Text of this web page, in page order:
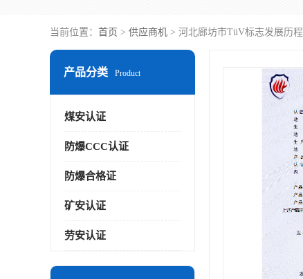
当前位置： 首页 > 供应商机 > 河北廊坊市TüV标志发展历程
产品分类 Product
煤安认证
防爆CCC认证
防爆合格证
矿安认证
劳安认证